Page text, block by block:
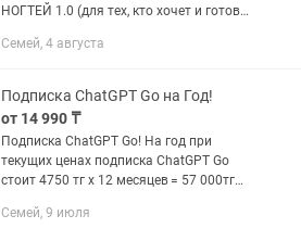
НОГТЕЙ 1.0 (для тех, кто хочет и готов
2️⃣ИНСТРУКТОРСКИЙ КУРС ПО
НОГТЕЙ 2.0 (для тех, кто хочет и
Семей, 4 августа
Подписка ChatGPT Go на Год!
от 14 990 ₸
Подписка ChatGPT Go! На год при
текущих ценах подписка ChatGPT Go
стоит 4750 тг х 12 месяцев = 57 000тг
Можно сделать на ваш личный
Семей, 9 июля